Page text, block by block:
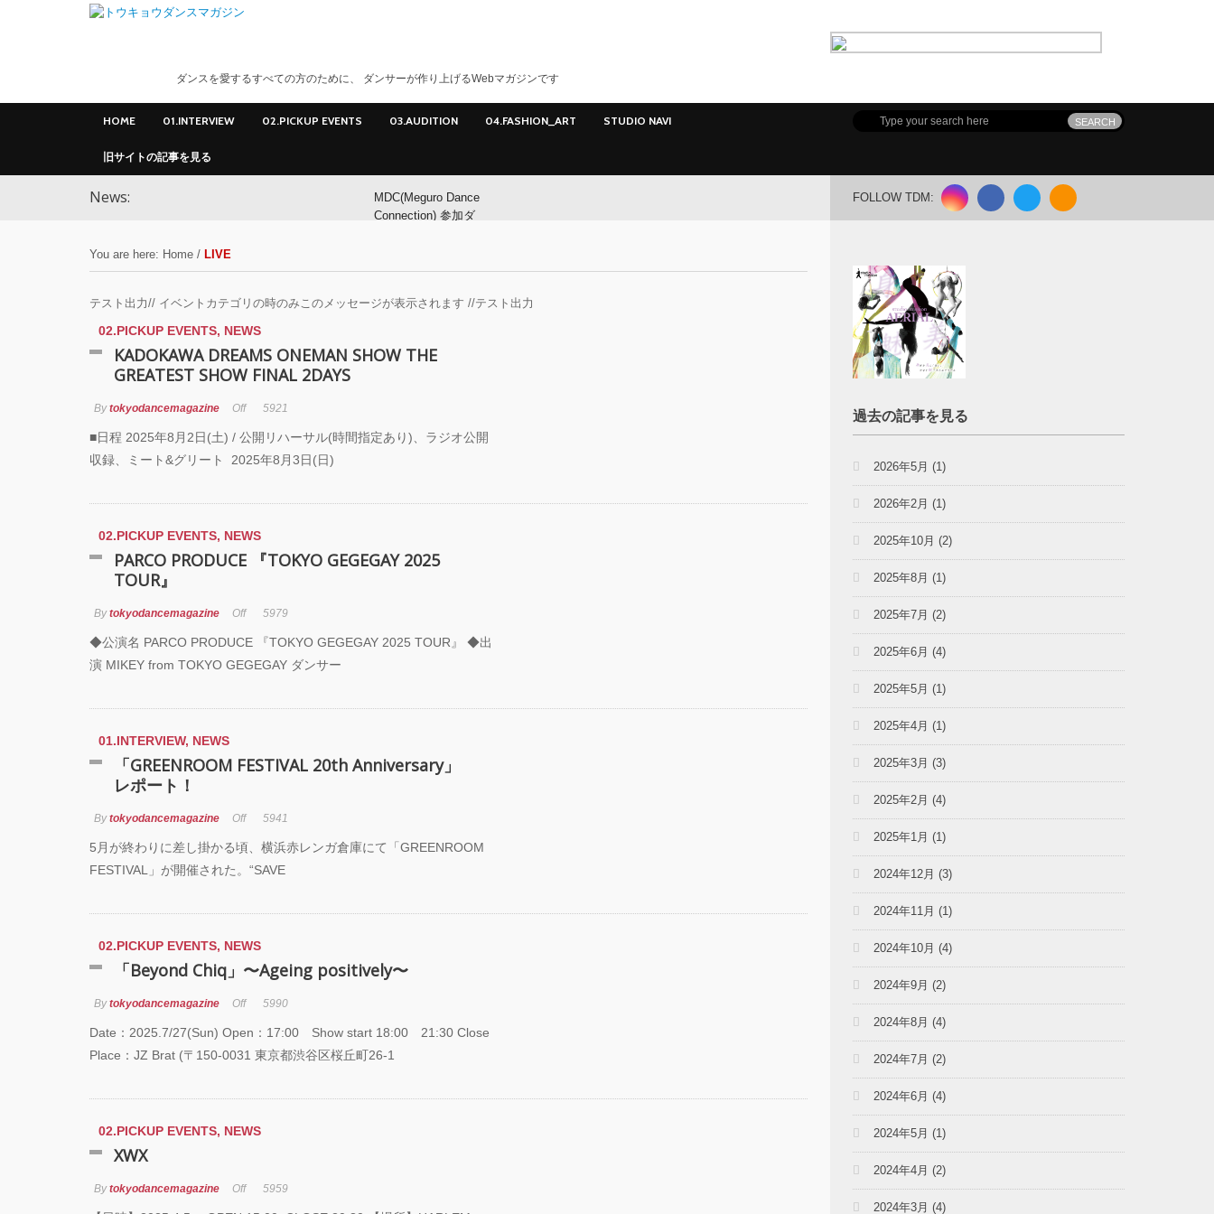
ダンスを愛するすべての方のために、 ダンサーが作り上げるWebマガジンです
HOME 01.INTERVIEW 02.PICKUP EVENTS 03.AUDITION 04.FASHION_ART STUDIO NAVI
旧サイトの記事を見る
News:
MDC(Meguro Dance
Connection) 参加ダ
Connection) 開催!!
芸術劇場『未練の幽
最高に挑むダンス公
sensorial」
KADOKAWA
DREAMS ONEMAN
TOUR』
FESTIVAL 20th
Anniversary」レポ
FOLLOW TDM:
You are here: Home / LIVE
テスト出力// イベントカテゴリの時のみこのメッセージが表示されます //テスト出力
02.PICKUP EVENTS, NEWS
KADOKAWA DREAMS ONEMAN SHOW THE
GREATEST SHOW FINAL 2DAYS
Bytokyodancemagazine Off 5921
■日程 2025年8月2日(土) / 公開リハーサル(時間指定あり)、ラジオ公開
収録、ミート&グリート 2025年8月3日(日)
02.PICKUP EVENTS, NEWS
PARCO PRODUCE 『TOKYO GEGEGAY 2025
TOUR』
Bytokyodancemagazine Off 5979
◆公演名 PARCO PRODUCE 『TOKYO GEGEGAY 2025 TOUR』 ◆出
演 MIKEY from TOKYO GEGEGAY ダンサー
01.INTERVIEW, NEWS
「GREENROOM FESTIVAL 20th Anniversary」
レポート！
Bytokyodancemagazine Off 5941
5月が終わりに差し掛かる頃、横浜赤レンガ倉庫にて「GREENROOM
FESTIVAL」が開催された。“SAVE
02.PICKUP EVENTS, NEWS
「Beyond Chiq」〜Ageing positively〜
Bytokyodancemagazine Off 5990
Date：2025.7/27(Sun) Open：17:00 Show start 18:00 21:30 Close
Place：JZ Brat (〒150-0031 東京都渋谷区桜丘町26-1
02.PICKUP EVENTS, NEWS
XWX
Bytokyodancemagazine Off 5959
過去の記事を見る
2026年5月 (1)
2026年2月 (1)
2025年10月 (2)
2025年8月 (1)
2025年7月 (2)
2025年6月 (4)
2025年5月 (1)
2025年4月 (1)
2025年3月 (3)
2025年2月 (4)
2025年1月 (1)
2024年12月 (3)
2024年11月 (1)
2024年10月 (4)
2024年9月 (2)
2024年8月 (4)
2024年7月 (2)
2024年6月 (4)
2024年5月 (1)
2024年4月 (2)
2024年3月 (4)